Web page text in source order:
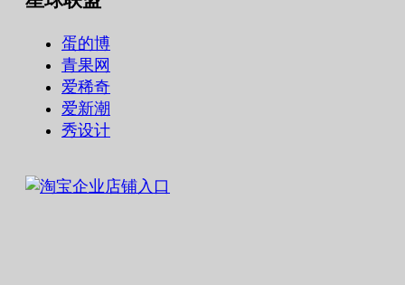
蛋的博
青果网
爱稀奇
爱新潮
秀设计